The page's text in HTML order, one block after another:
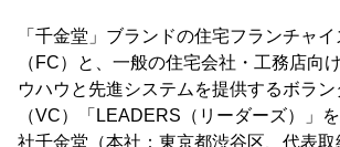
「千金堂」ブランドの住宅フランチャ
（FC）と、一般の住宅会社・工務店向
ウハウと先進システムを提供するボラ
（VC）「LEADERS（リーダーズ）」
社千金堂（本社：東京都渋谷区、代表取